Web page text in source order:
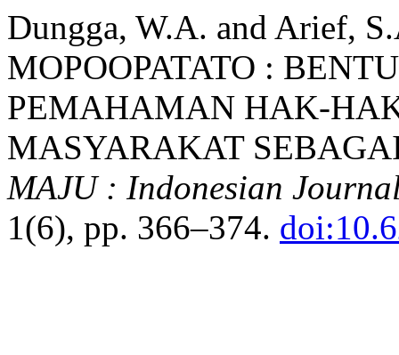
Dungga, W.A. and Arief,
MOPOOPATATO :
PEMAHAMAN HAK-
MASYARAKAT
MAJU : Indonesian
1(6), pp. 366–374.